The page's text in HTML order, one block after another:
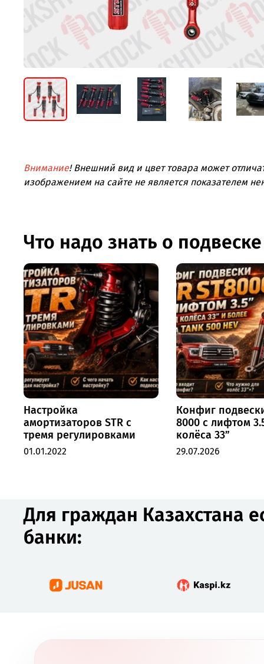
Внимание! Внешний вид и цвет товара может
изображением на сайте не является показателем
Что надо знать о подвеске
Настройка
амортизаторов STR с
тремя регулировками
01.01.2022
Конфиг
8000 с лифтом
колёса 33”
29.07.2026
Для граждан Казахстана
банки: